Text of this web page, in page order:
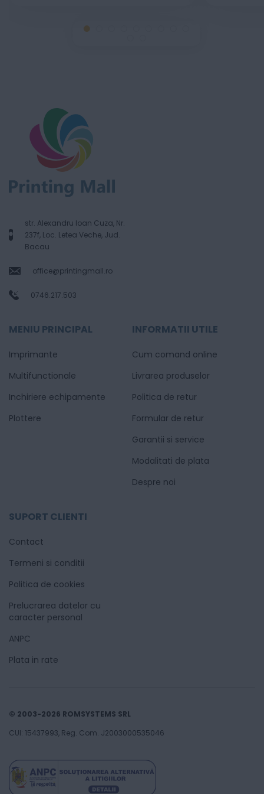
str. Alexandru Ioan Cuza, Nr.
237f, Loc. Letea Veche, Jud.
Bacau
office@printingmall.ro
0746.217.503
MENIU PRINCIPAL
Imprimante
Multifunctionale
Inchiriere echipamente
Plottere
INFORMATII UTILE
Cum comand online
Livrarea produselor
Politica de retur
Formular de retur
Garantii si service
Modalitati de plata
Despre noi
SUPORT CLIENTI
Contact
Termeni si conditii
Politica de cookies
Prelucrarea datelor cu
caracter personal
ANPC
Plata in rate
© 2003-2026 ROMSYSTEMS SRL
CUI: 15437993, Reg. Com. J2003000535046